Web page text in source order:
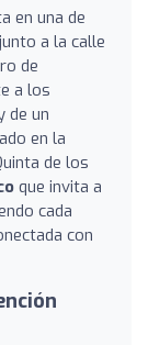
en una de
a la calle
de
a los
de un
en la
de los
que invita a
cada
con